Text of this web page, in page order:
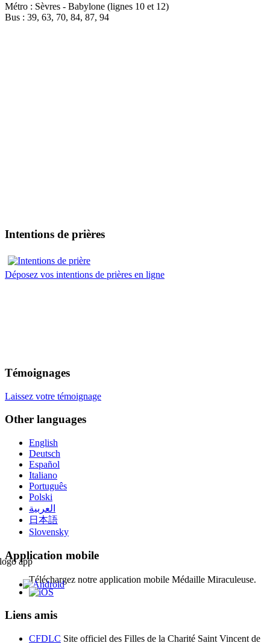
Métro : Sèvres - Babylone (lignes 10 et 12)
Bus : 39, 63, 70, 84, 87, 94
Intentions de prières
Déposez vos intentions de prières en ligne
Témoignages
Laissez votre témoignage
Other languages
English
Deutsch
Español
Italiano
Português
Polski
العربية
日本語
Slovensky
Application mobile
Téléchargez notre application mobile Médaille Miraculeuse.
Liens amis
CFDLC Site officiel des Filles de la Charité Saint Vincent de